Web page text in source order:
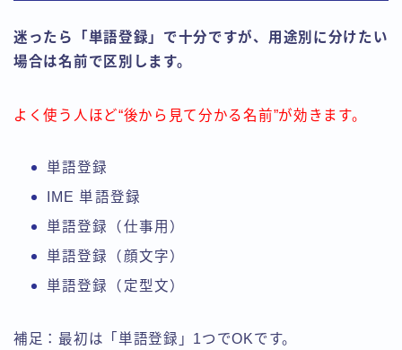
迷ったら「単語登録」で十分ですが、用途別に分けたい
場合は名前で区別します。
よく使う人ほど“後から見て分かる名前”が効きます。
単語登録
IME 単語登録
単語登録（仕事用）
単語登録（顔文字）
単語登録（定型文）
補足：最初は「単語登録」1つでOKです。